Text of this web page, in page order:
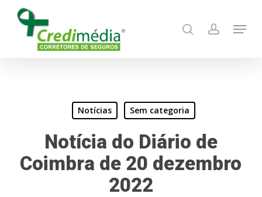
search account
Menu
Notícias Sem categoria
Notícia do Diário de
Coimbra de 20 dezembro
2022